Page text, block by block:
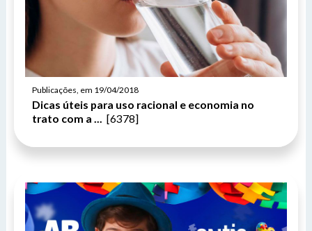
Publicações, em 19/04/2018
Dicas úteis para uso racional e economia no
trato com a ... [6378]